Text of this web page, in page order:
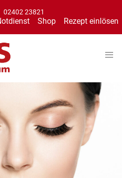
02402 23821
Shop Rezept einlösen